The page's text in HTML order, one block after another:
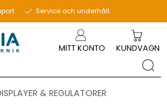
Service och underhåll
MITT KONTO KUNDVAGN
& REGULATORER